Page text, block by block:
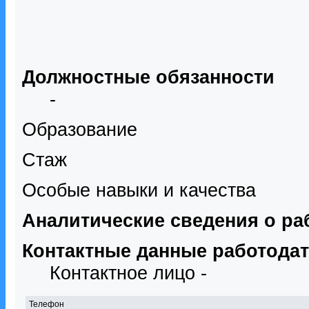
Должностные обязанности
-
Образование
Стаж
Особые навыки и качества
Аналитические сведения о
Контактные данные
Контактное лицо -
Телефон